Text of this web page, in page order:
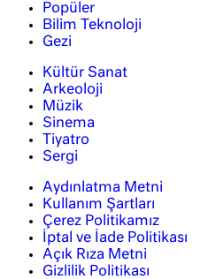
Popüler
Bilim Teknoloji
Gezi
Kültür Sanat
Arkeoloji
Müzik
Sinema
Tiyatro
Sergi
Aydınlatma Metni
Kullanım Şartları
Çerez Politikamız
İptal ve İade Politikası
Açık Rıza Metni
Gizlilik Politikası